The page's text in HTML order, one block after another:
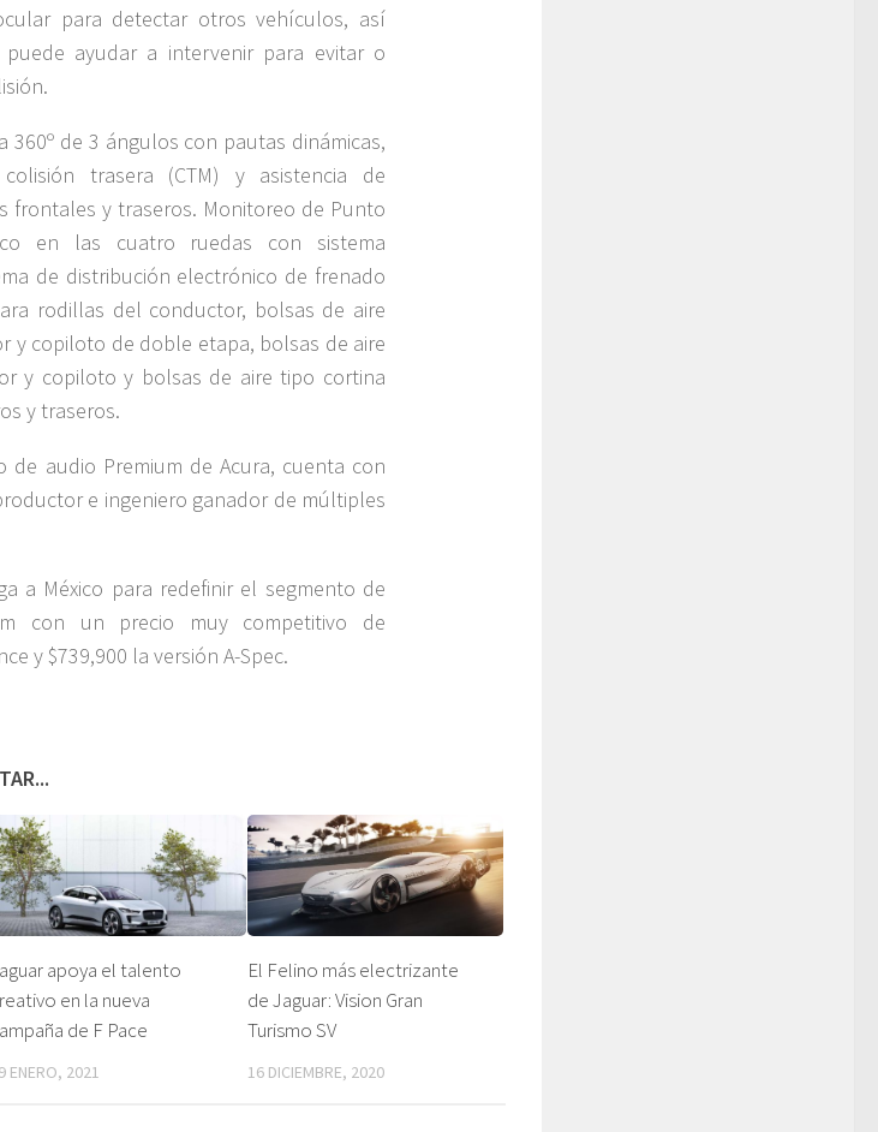
para detectar otros vehículos, así
ayudar a intervenir para evitar o
360º de 3 ángulos con pautas dinámicas,
trasera (CTM) y asistencia de
frontales y traseros. Monitoreo de Punto
en las cuatro ruedas con sistema
de distribución electrónico de frenado
rodillas del conductor, bolsas de aire
y copiloto de doble etapa, bolsas de aire
y copiloto y bolsas de aire tipo cortina
y traseros.
de audio Premium de Acura, cuenta con
e ingeniero ganador de múltiples
a México para redefinir el segmento de
con un precio muy competitivo de
y $739,900 la versión A-Spec.
apoya el talento
en la nueva
de F Pace
ENERO, 2021
El Felino más electrizante
de Jaguar: Vision Gran
Turismo SV
16 DICIEMBRE, 2020